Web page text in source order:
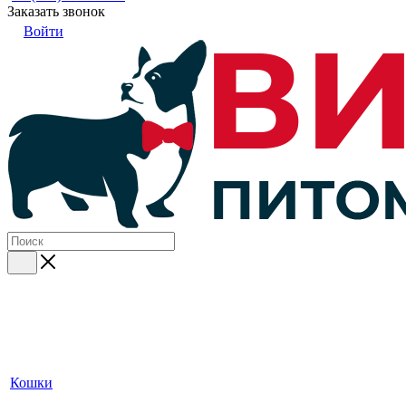
Заказать звонок
Войти
Кошки